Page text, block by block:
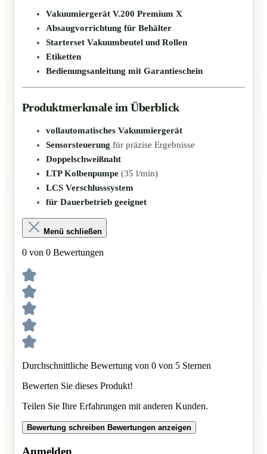
Vakuumiergerät V.200 Premium X
Absaugvorrichtung für Behälter
Starterset Vakuumbeutel und Rollen
Etiketten
Bedienungsanleitung mit Garantieschein
Produktmerkmale im Überblick
vollautomatisches Vakuumiergerät
Sensorsteuerung für präzise Ergebnisse
Doppelschweißnaht
LTP Kolbenpumpe (35 l/min)
LCS Verschlusssystem
für Dauerbetrieb geeignet
Menü schließen
0 von 0 Bewertungen
Durchschnittliche Bewertung von 0 von 5 Sternen
Bewerten Sie dieses Produkt!
Teilen Sie Ihre Erfahrungen mit anderen Kunden.
Bewertung schreiben Bewertungen anzeigen
Anmelden